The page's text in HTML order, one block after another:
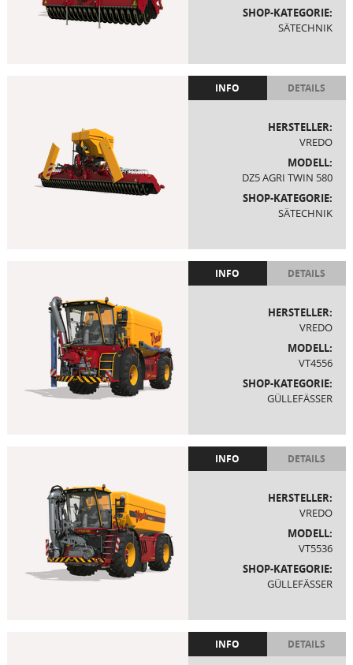
SHOP-KATEGORIE:
SÄTECHNIK
INFO DETAILS
HERSTELLER:
VREDO
MODELL:
DZ5 AGRI TWIN 580
SHOP-KATEGORIE:
SÄTECHNIK
INFO DETAILS
HERSTELLER:
VREDO
MODELL:
VT4556
SHOP-KATEGORIE:
GÜLLEFÄSSER
INFO DETAILS
HERSTELLER:
VREDO
MODELL:
VT5536
SHOP-KATEGORIE:
GÜLLEFÄSSER
INFO DETAILS